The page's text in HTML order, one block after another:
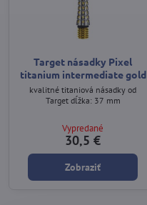
Target násadky Pixel
titanium intermediate gold
kvalitné titaniová násadky od
Target dĺžka: 37 mm
Vypredané
30,5 €
Zobraziť